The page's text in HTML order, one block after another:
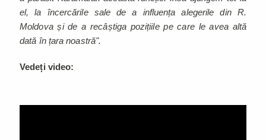
el, la încercările sale de a influența alegerile din R.
Moldova și de a recâștiga pozițiile pe care le avea altă
dată în țara noastră".
Vedeți video: